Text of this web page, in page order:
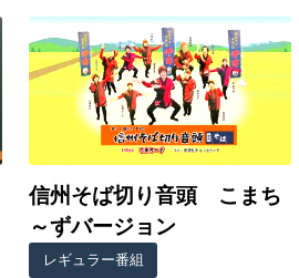
信州そば切り音頭 こまち
～ずバージョン
レギュラー番組